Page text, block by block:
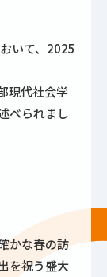
いて、2025
現代社会学
べられまし
かな春の訪
を祝う盛大